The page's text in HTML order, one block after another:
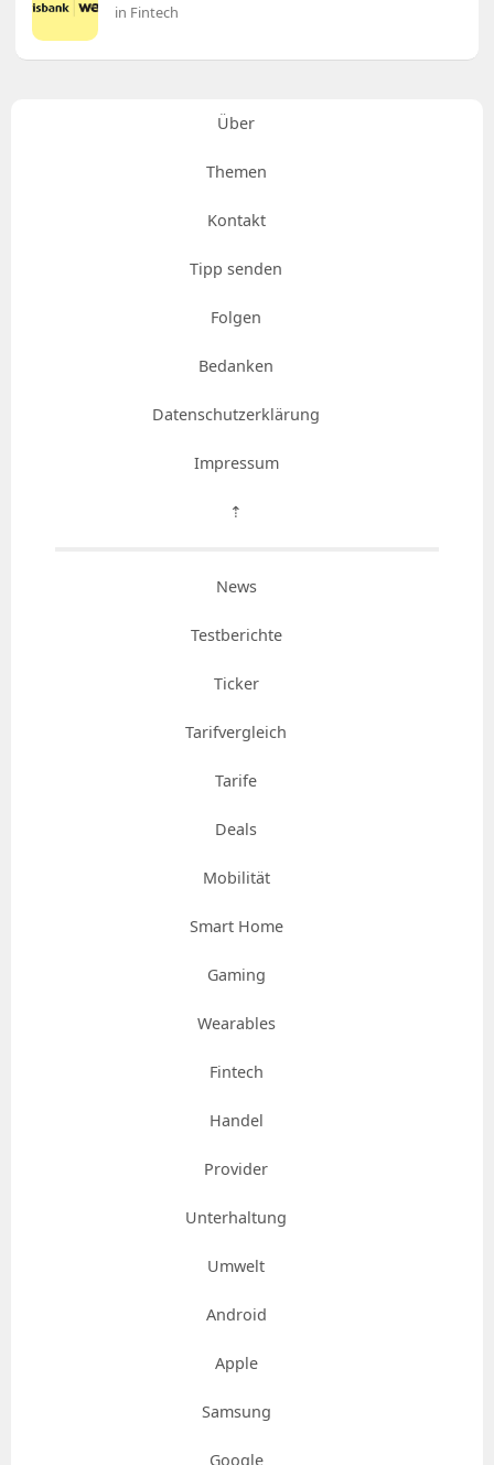
in Fintech
Über
Themen
Kontakt
Tipp senden
Folgen
Bedanken
Datenschutzerklärung
Impressum
⇡
News
Testberichte
Ticker
Tarifvergleich
Tarife
Deals
Mobilität
Smart Home
Gaming
Wearables
Fintech
Handel
Provider
Unterhaltung
Umwelt
Android
Apple
Samsung
Google